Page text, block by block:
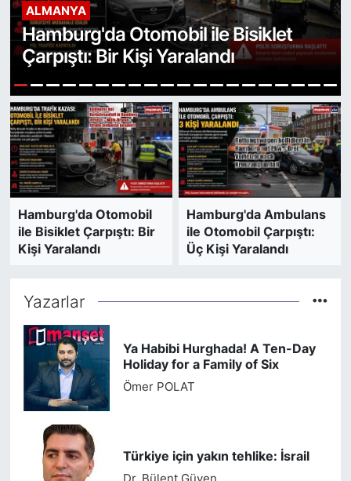
ALMANYA
Hamburg'da Otomobil ile Bisiklet
Çarpıştı: Bir Kişi Yaralandı
1 2 3 4 5 6 7 8 9 10 11121314151617181920
Hamburg'da Otomobil
ile Bisiklet Çarpıştı: Bir
Kişi Yaralandı
Hamburg'da Ambulans
ile Otomobil Çarpıştı:
Üç Kişi Yaralandı
Yazarlar
Ya Habibi Hurghada! A Ten-Day
Holiday for a Family of Six
Ömer POLAT
Türkiye için yakın tehlike: İsrail
SİYASET
SAĞLIK